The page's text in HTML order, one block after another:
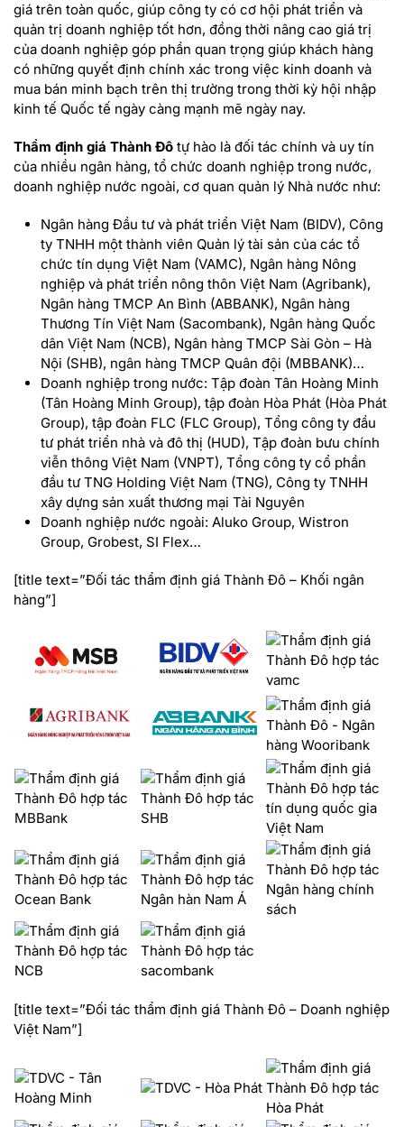
giá trên toàn quốc, giúp công ty có cơ hội phát triển và
quản trị doanh nghiệp tốt hơn, đồng thời nâng cao giá trị
của doanh nghiệp góp phần quan trọng giúp khách hàng
có những quyết định chính xác trong việc kinh doanh và
mua bán minh bạch trên thị trường trong thời kỳ hội nhập
kinh tế Quốc tế ngày càng mạnh mẽ ngày nay.
Thẩm định giá Thành Đô tự hào là đối tác chính và uy tín
của nhiều ngân hàng, tổ chức doanh nghiệp trong nước,
doanh nghiệp nước ngoài, cơ quan quản lý Nhà nước như:
Ngân hàng Đầu tư và phát triển Việt Nam (BIDV), Công
ty TNHH một thành viên Quản lý tài sản của các tổ
chức tín dụng Việt Nam (VAMC), Ngân hàng Nông
nghiệp và phát triển nông thôn Việt Nam (Agribank),
Ngân hàng TMCP An Bình (ABBANK), Ngân hàng
Thương Tín Việt Nam (Sacombank), Ngân hàng Quốc
dân Việt Nam (NCB), Ngân hàng TMCP Sài Gòn – Hà
Nội (SHB), ngân hàng TMCP Quân đội (MBBANK)…
Doanh nghiệp trong nước: Tập đoàn Tân Hoàng Minh
(Tân Hoàng Minh Group), tập đoàn Hòa Phát (Hòa Phát
Group), tập đoàn FLC (FLC Group), Tổng công ty đầu
tư phát triển nhà và đô thị (HUD), Tập đoàn bưu chính
viễn thông Việt Nam (VNPT), Tổng công ty cổ phần
đầu tư TNG Holding Việt Nam (TNG), Công ty TNHH
xây dựng sản xuất thương mại Tài Nguyên
Doanh nghiệp nước ngoài: Aluko Group, Wistron
Group, Grobest, SI Flex…
[title text=”Đối tác thẩm định giá Thành Đô – Khối ngân
hàng”]
[title text=”Đối tác thẩm định giá Thành Đô – Doanh nghiệp
Việt Nam”]